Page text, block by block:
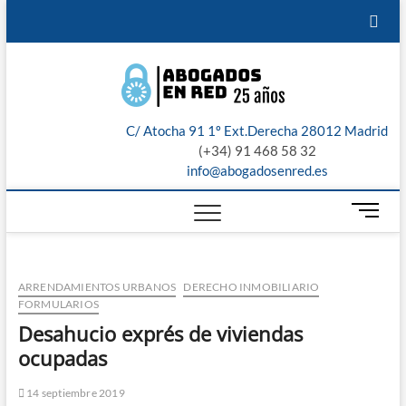
en Red:
Madrid,
Toledo,
Malaga,
C/ Atocha 91 1º Ext.Derecha 28012 Madrid
(+34) 91 468 58 32
info@abogadosenred.es
B
o
ARRENDAMIENTOS URBANOS DERECHO INMOBILIARIO
FORMULARIOS
Desahucio exprés de viviendas
ocupadas
14 septiembre 2019